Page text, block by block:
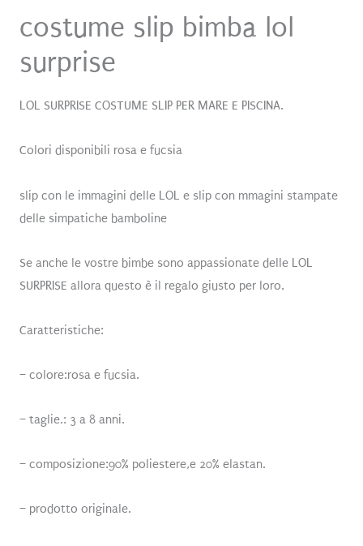
costume slip bimba lol
surprise
LOL SURPRISE COSTUME SLIP PER MARE E PISCINA.
Colori disponibili rosa e fucsia
slip con le immagini delle LOL e slip con mmagini stampate
delle simpatiche bamboline
Se anche le vostre bimbe sono appassionate delle LOL
SURPRISE allora questo è il regalo giusto per loro.
Caratteristiche:
– colore:rosa e fucsia.
– taglie.: 3 a 8 anni.
– composizione:90% poliestere,e 20% elastan.
– prodotto originale.